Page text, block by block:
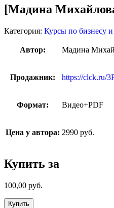
[Мадина
Категория: Курсы по бизнесу и
Автор: Мадина
Продажник: https://clck.ru/
Формат: Видео+PDF
Цена у автора: 2990 руб.
Купить за
100,00 руб.
Купить